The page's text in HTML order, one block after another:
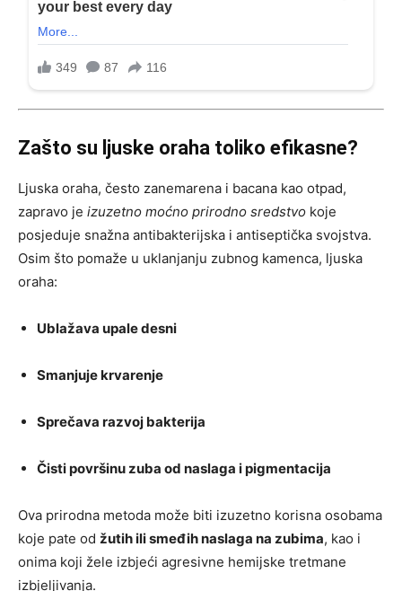
Zašto su ljuske oraha toliko efikasne?
Ljuska oraha, često zanemarena i bacana kao otpad,
zapravo je izuzetno moćno prirodno sredstvo koje
posjeduje snažna antibakterijska i antiseptička svojstva.
Osim što pomaže u uklanjanju zubnog kamenca, ljuska
oraha:
Ublažava upale desni
Smanjuje krvarenje
Sprečava razvoj bakterija
Čisti površinu zuba od naslaga i pigmentacija
Ova prirodna metoda može biti izuzetno korisna osobama
koje pate od žutih ili smeđih naslaga na zubima, kao i
onima koji žele izbjeći agresivne hemijske tretmane
izbjeljivanja.